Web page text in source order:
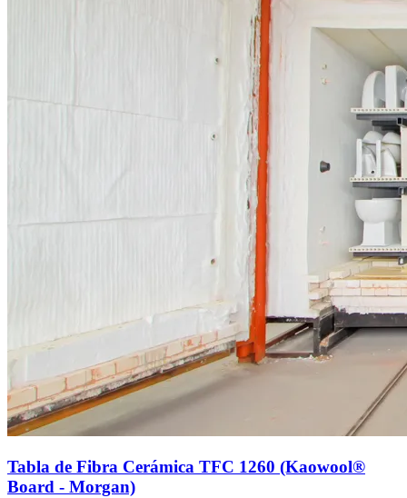
Tabla de Fibra Cerámica TFC 1260 (Kaowool®
Board - Morgan)